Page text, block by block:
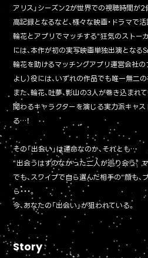
アリス」シーズン2が世界での視聴時間が
高記録となるなど、様々な映画・ドラマで活
輪花とアプリでマッチする“狂気のストー
には、本作が初の実写映画単独出演となる
輪花を助けるマッチングアプリ運営会社の
よし）役には、いずれの作品でも唯一無二
また、輪花、吐夢、影山の3人が巻き込まれ
関わるキャラクターを演じる実力派キャ
る…！
その「出会い」は運命なのか、それとも…
“出会うはずのなかった二人が巡り会う”
でも、スワイプで自ら選んだ相手の“顔も、
ら・・・。
今、あなたの「出会い」が狙われている。
Story